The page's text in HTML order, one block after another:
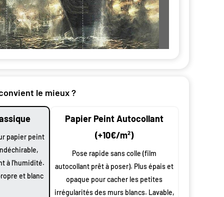
le mieux ?
papier peint
à l'humidité.
et blanc
Papier Peint Autocollant
(+10€/m²)
Pose rapide sans colle (film
autocollant prêt à poser). Plus épais et
opaque pour cacher les petites
irrégularités des murs blancs. Lavable,
par
et
largeur
à vos